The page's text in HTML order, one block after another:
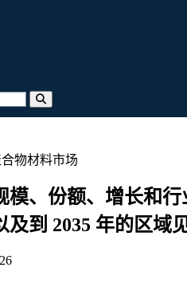
物材料市场
模、份额、增长和
到 2035 年的区域